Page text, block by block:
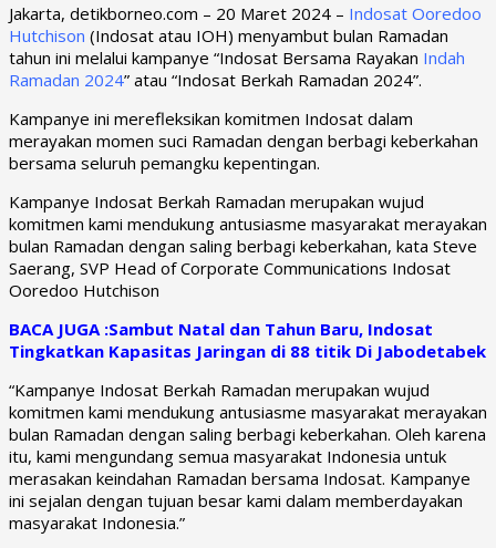
Jakarta, detikborneo.com – 20 Maret 2024 – Indosat Ooredoo
Hutchison (Indosat atau IOH) menyambut bulan Ramadan
tahun ini melalui kampanye “Indosat Bersama Rayakan Indah
Ramadan 2024” atau “Indosat Berkah Ramadan 2024”.
Kampanye ini merefleksikan komitmen Indosat dalam
merayakan momen suci Ramadan dengan berbagi keberkahan
bersama seluruh pemangku kepentingan.
Kampanye Indosat Berkah Ramadan merupakan wujud
komitmen kami mendukung antusiasme masyarakat merayakan
bulan Ramadan dengan saling berbagi keberkahan, kata Steve
Saerang, SVP Head of Corporate Communications Indosat
Ooredoo Hutchison
BACA JUGA :Sambut Natal dan Tahun Baru, Indosat
Tingkatkan Kapasitas Jaringan di 88 titik Di Jabodetabek
“Kampanye Indosat Berkah Ramadan merupakan wujud
komitmen kami mendukung antusiasme masyarakat merayakan
bulan Ramadan dengan saling berbagi keberkahan. Oleh karena
itu, kami mengundang semua masyarakat Indonesia untuk
merasakan keindahan Ramadan bersama Indosat. Kampanye
ini sejalan dengan tujuan besar kami dalam memberdayakan
masyarakat Indonesia.”